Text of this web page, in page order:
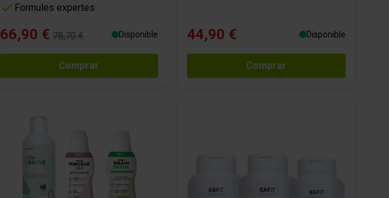
Formules expertes
66,90 € 78,70 € Disponible
Comprar
44,90 € Disponible
Comprar